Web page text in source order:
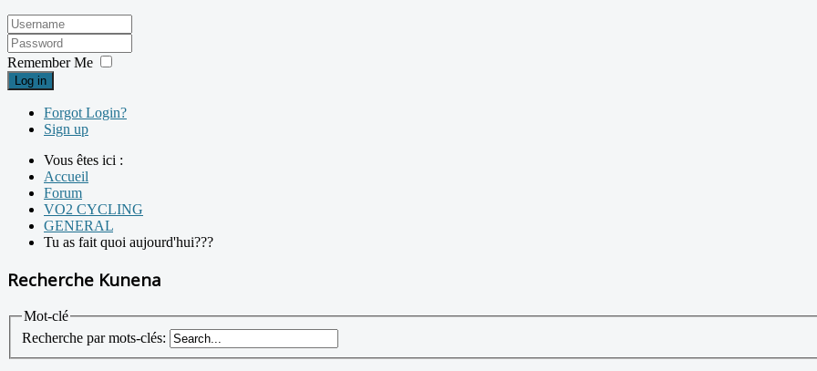
Remember Me
Log in
Forgot Login?
Sign up
Vous êtes ici :
Accueil
Forum
VO2 CYCLING
GENERAL
Tu as fait quoi aujourd'hui???
Recherche Kunena
Mot-clé
Recherche par mots-clés: